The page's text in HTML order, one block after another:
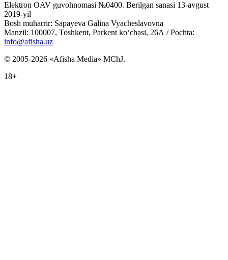
Elektron OAV guvohnomasi №0400. Berilgan sanasi 13-avgust
2019-yil
Bosh muharrir: Sapayeva Galina Vyacheslavovna
Manzil: 100007, Toshkent, Parkent ko‘chasi, 26А / Pochta:
info@afisha.uz
© 2005-2026 «Afisha Media» MChJ.
18+